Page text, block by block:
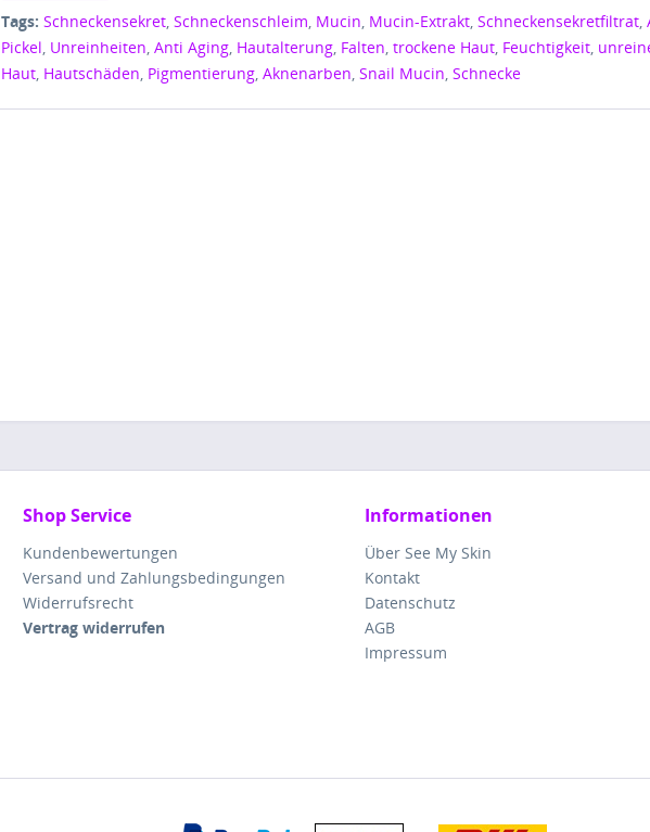
Tags: Schneckensekret,Schneckenschleim, Mucin, Mucin-Extrakt,Schneckensekretfiltrat,
Pickel, Unreinheiten,Anti Aging, Hautalterung, Falten,trockene Haut, Feuchtigkeit,
Haut, Hautschäden, Pigmentierung,Aknenarben,Snail Mucin,Schnecke
Shop Service
Kundenbewertungen
Versand und Zahlungsbedingungen
Widerrufsrecht
Vertrag widerrufen
Informationen
Über See My Skin
Kontakt
Datenschutz
AGB
Impressum